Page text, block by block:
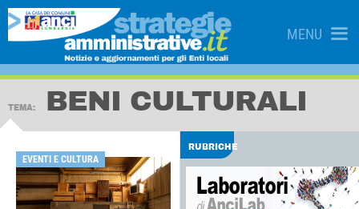
MENU
TEMA: BENI CULTURALI
EVENTI E CULTURA
RUBRICHE